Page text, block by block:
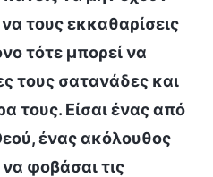
τους εκκαθαρίσεις
τότε μπορεί να
τους σατανάδες και
τους. Είσαι ένας από
ένας ακόλουθος
φοβάσαι τις